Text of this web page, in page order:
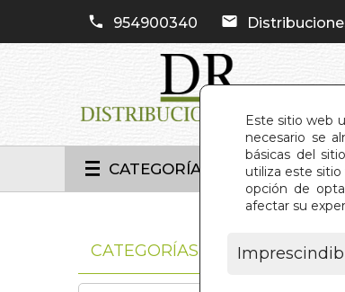
Este sitio web
necesario se
básicas del
utiliza este
opción de
afectar su
954900340
CATEGORÍAS
CATEGORÍAS